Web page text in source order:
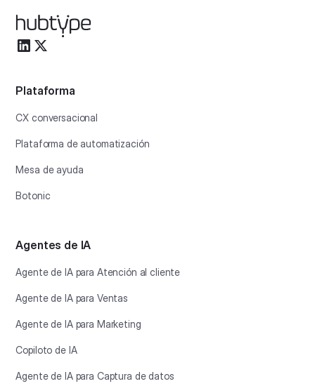
Plataforma
CX conversacional
Plataforma de automatización
Mesa de ayuda
Botonic
Agentes de IA
Agente de IA para Atención al cliente
Agente de IA para Ventas
Agente de IA para Marketing
Copiloto de IA
Agente de IA para Captura de datos